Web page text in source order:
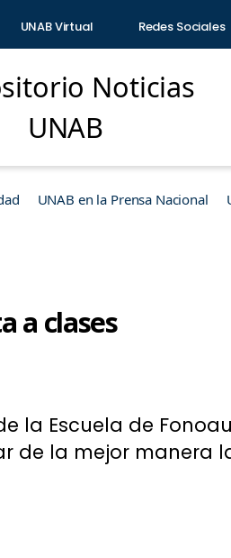
UNAB Virtual Redes Sociales
Noticias
UNAB
UNAB en la Prensa Nacional
a clases
la Escuela de
de la mejor manera